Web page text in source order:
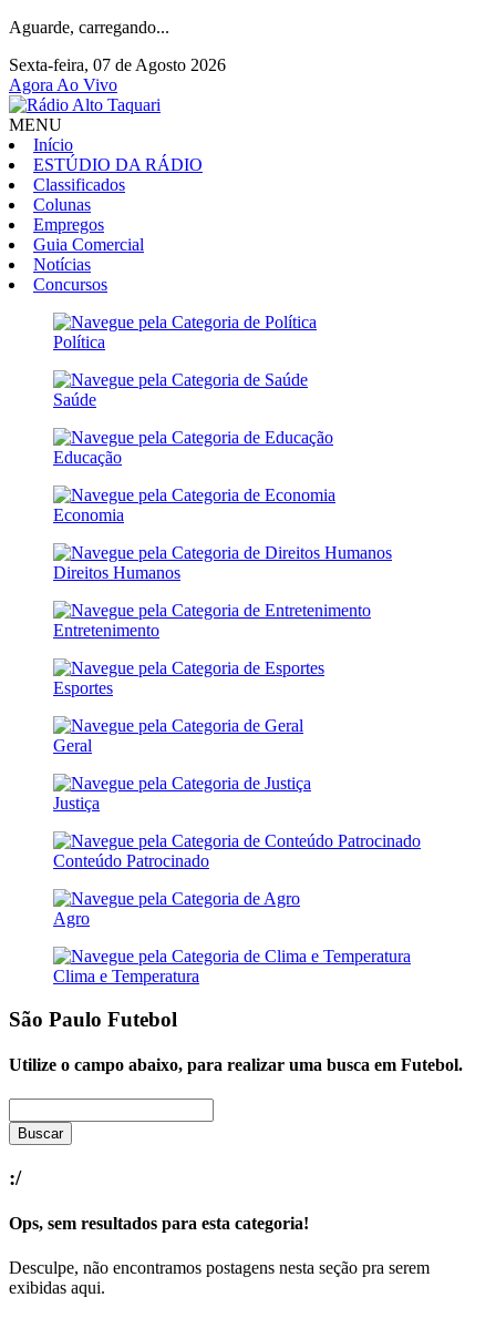
Aguarde, carregando...
Sexta-feira, 07 de Agosto 2026
Agora Ao Vivo
MENU
Início
ESTÚDIO DA RÁDIO
Classificados
Colunas
Empregos
Guia Comercial
Notícias
Concursos
Política
Saúde
Educação
Economia
Direitos Humanos
Entretenimento
Esportes
Geral
Justiça
Conteúdo Patrocinado
Agro
Clima e Temperatura
São Paulo Futebol
Utilize o campo abaixo, para realizar uma busca em Futebol.
Buscar
:/
Ops, sem resultados para esta categoria!
Desculpe, não encontramos postagens nesta seção pra serem
exibidas aqui.